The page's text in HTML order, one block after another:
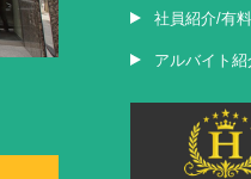
社員紹介/有
アルバイト紹